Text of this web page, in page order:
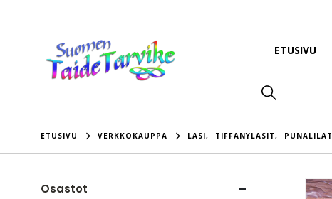
ETUSIVU
ETUSIVU VERKKOKAUPPA LASI, TIFFANYLASIT, PUNALILAT
Osastot